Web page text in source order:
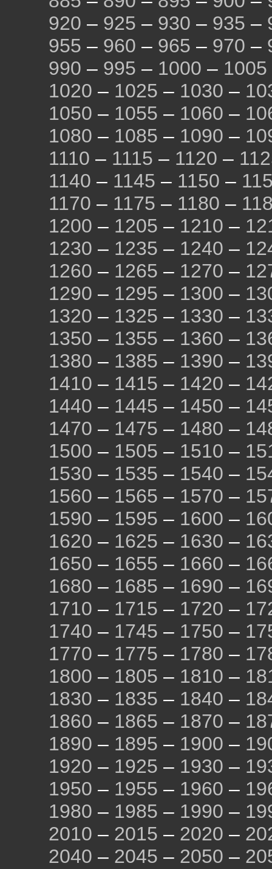
920 – 925 – 930 – 935 –
955 – 960 – 965 – 970 –
990 – 995 – 1000 – 1005
1020 – 1025 – 1030 –
1050 – 1055 – 1060 –
1080 – 1085 – 1090 –
1110 – 1115 – 1120 –
1140 – 1145 – 1150 –
1170 – 1175 – 1180 –
1200 – 1205 – 1210 –
1230 – 1235 – 1240 –
1260 – 1265 – 1270 –
1290 – 1295 – 1300 –
1320 – 1325 – 1330 –
1350 – 1355 – 1360 –
1380 – 1385 – 1390 –
1410 – 1415 – 1420 –
1440 – 1445 – 1450 –
1470 – 1475 – 1480 –
1500 – 1505 – 1510 –
1530 – 1535 – 1540 –
1560 – 1565 – 1570 –
1590 – 1595 – 1600 –
1620 – 1625 – 1630 –
1650 – 1655 – 1660 –
1680 – 1685 – 1690 –
1710 – 1715 – 1720 –
1740 – 1745 – 1750 –
1770 – 1775 – 1780 –
1800 – 1805 – 1810 –
1830 – 1835 – 1840 –
1860 – 1865 – 1870 –
1890 – 1895 – 1900 –
1920 – 1925 – 1930 –
1950 – 1955 – 1960 –
1980 – 1985 – 1990 –
2010 – 2015 – 2020 –
2040 – 2045 – 2050 –